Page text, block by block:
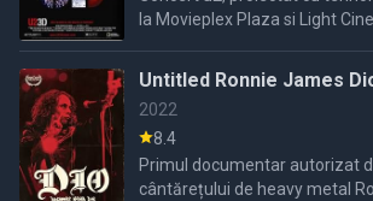
la Movieplex Plaza si Light
Untitled Ronnie James
2022
8.4
Primul documentar autorizat
cântărețului de heavy metal